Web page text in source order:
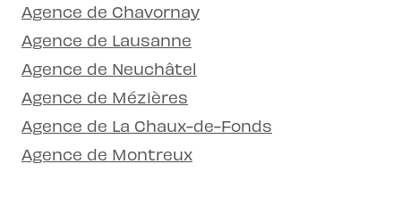
Agence de Chavornay
Agence de Lausanne
Agence de Neuchâtel
Agence de Mézières
Agence de La Chaux-de-Fonds
Agence de Montreux